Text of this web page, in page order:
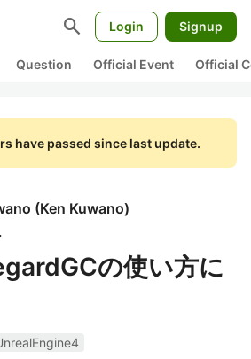
search Login Signup
Question Official Event Official
have passed since last update.
(Ken Kuwano)
の使い方に